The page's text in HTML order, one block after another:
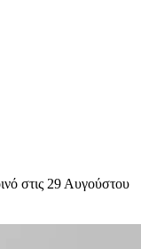
στις 29 Αυγούστου